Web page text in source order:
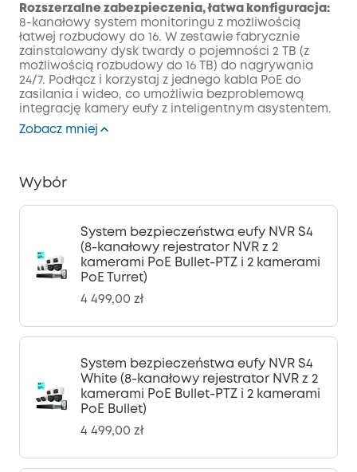
Rozszerzalne zabezpieczenia, łatwa konfiguracja:
8-kanałowy system monitoringu z możliwością
łatwej rozbudowy do 16. W zestawie fabrycznie
zainstalowany dysk twardy o pojemności 2 TB (z
możliwością rozbudowy do 16 TB) do nagrywania
24/7. Podłącz i korzystaj z jednego kabla PoE do
zasilania i wideo, co umożliwia bezproblemową
integrację kamery eufy z inteligentnym asystentem.
Zobacz mniej
Wybór
System bezpieczeństwa eufy NVR S4
(8-kanałowy rejestrator NVR z 2
kamerami PoE Bullet-PTZ i 2 kamerami
PoE Turret)
4 499,00 zł
System bezpieczeństwa eufy NVR S4
White (8-kanałowy rejestrator NVR z 2
kamerami PoE Bullet-PTZ i 2 kamerami
PoE Bullet)
4 499,00 zł